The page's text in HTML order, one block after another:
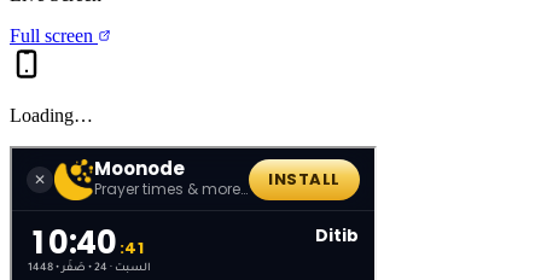
Full screen
Loading…